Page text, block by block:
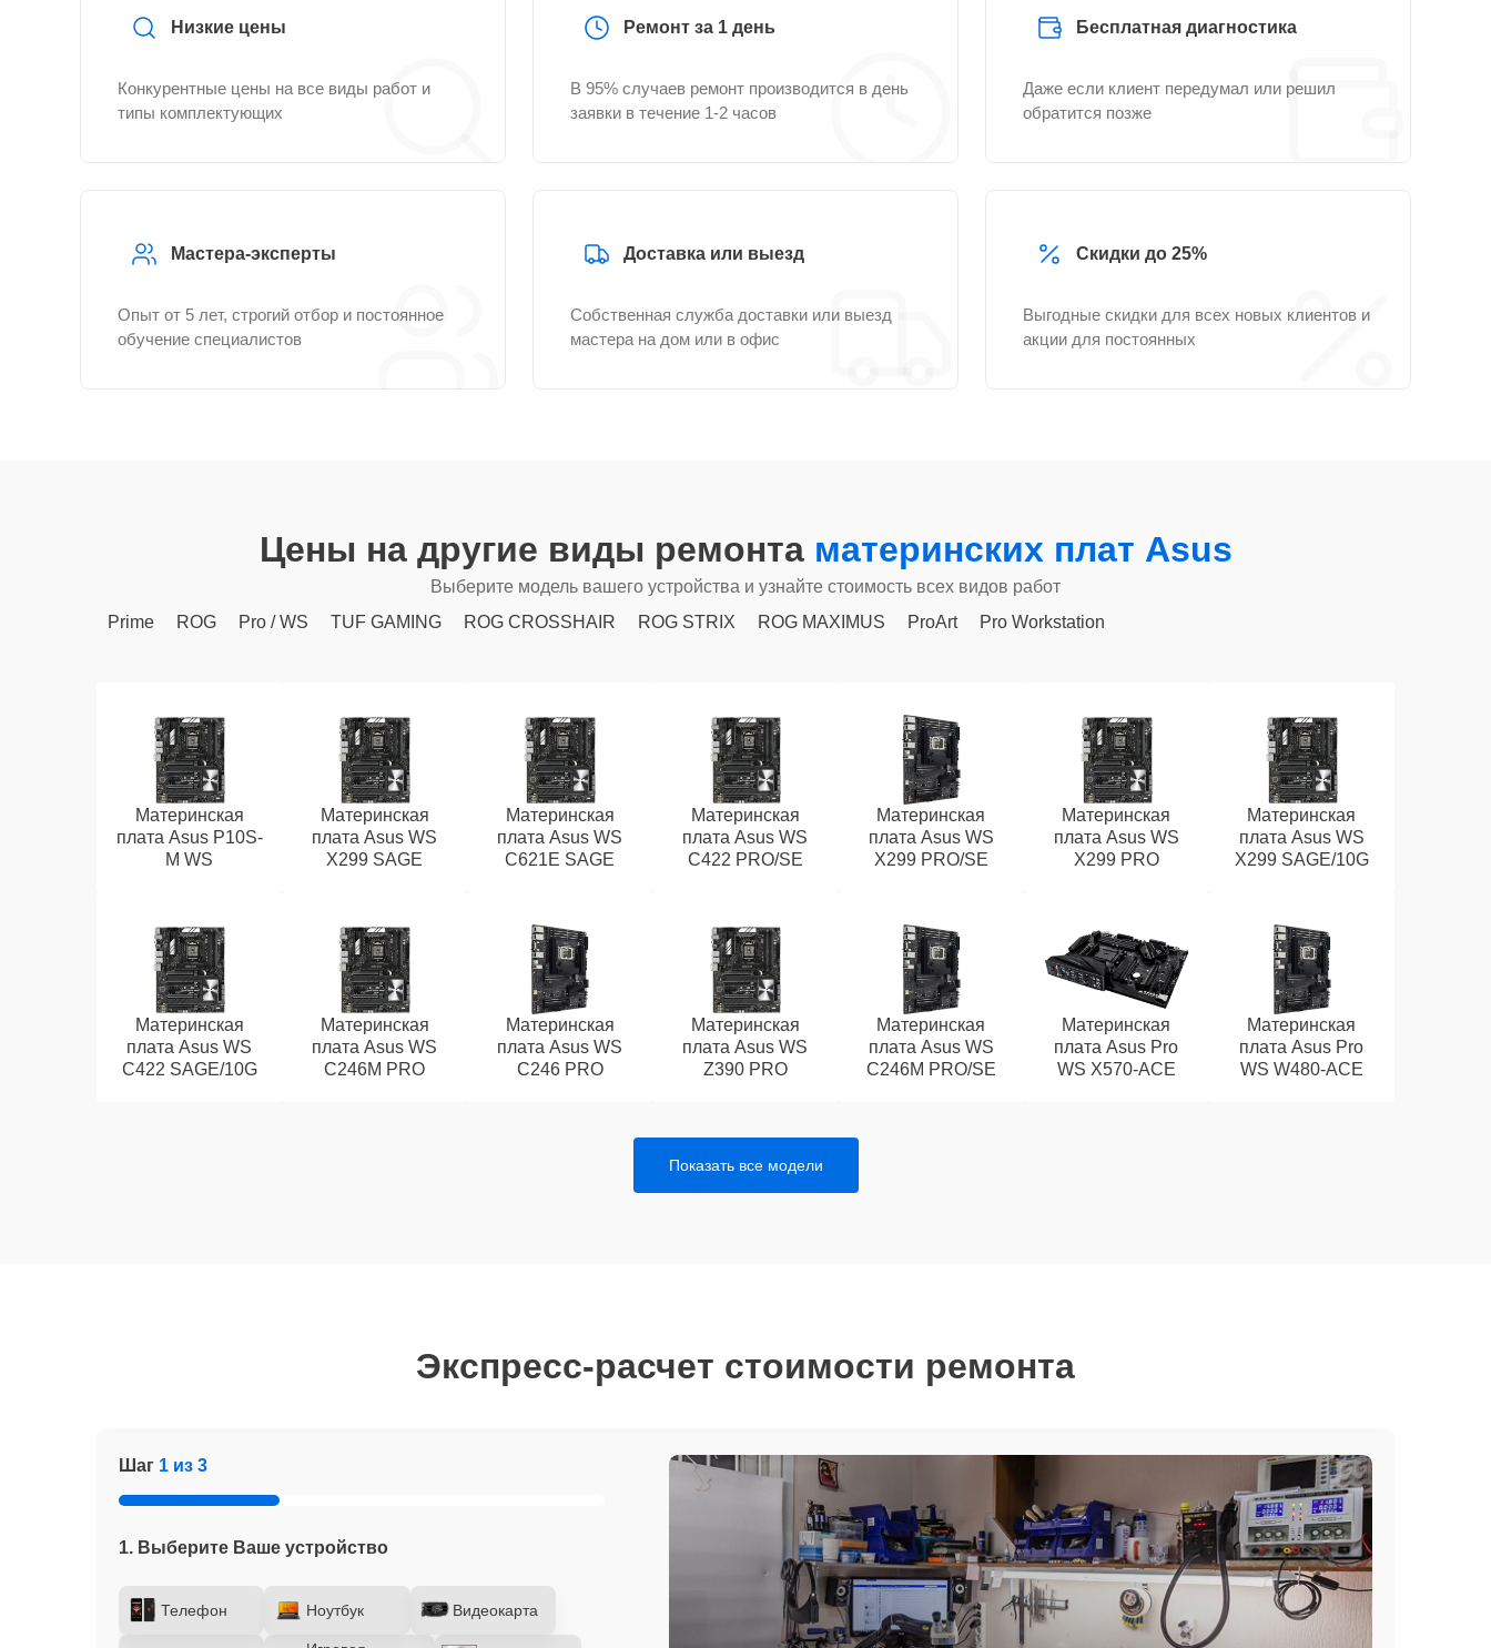
Низкие цены
Конкурентные цены на все виды работ и
типы комплектующих
Ремонт за 1 день
В 95% случаев ремонт производится в день
заявки в течение 1-2 часов
Бесплатная диагностика
Даже если клиент передумал или решил
обратится позже
Мастера-эксперты
Опыт от 5 лет, строгий отбор и постоянное
обучение специалистов
Доставка или выезд
Собственная служба доставки или выезд
мастера на дом или в офис
Скидки до 25%
Выгодные скидки для всех новых клиентов и
акции для постоянных
Цены на другие виды ремонта материнских плат Asus
Выберите модель вашего устройства и узнайте стоимость всех видов работ
Prime
ROG Pro / WS TUF GAMING ROG CROSSHAIR ROG STRIX ROG MAXIMUS ProArt Pro Workstation
Материнская
плата Asus P10S-
M WS
Материнская
плата Asus WS
X299 SAGE
Материнская
плата Asus WS
C621E SAGE
Материнская
плата Asus WS
C422 PRO/SE
Материнская
плата Asus WS
X299 PRO/SE
Материнская
плата Asus WS
X299 PRO
Материнская
плата Asus WS
X299 SAGE/10G
Материнская
плата Asus WS
C422 SAGE/10G
Материнская
плата Asus WS
C246M PRO
Материнская
плата Asus WS
C246 PRO
Материнская
плата Asus WS
Z390 PRO
Материнская
плата Asus WS
C246M PRO/SE
Материнская
плата Asus Pro
WS X570-ACE
Материнская
плата Asus Pro
WS W480-ACE
Показать все модели
Экспресс-расчет стоимости ремонта
Шаг 1 из 3
1. Выберите Ваше устройство
Телефон Ноутбук Видеокарта